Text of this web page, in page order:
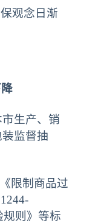
观念日渐
生产、销
监督抽
限制商品过
规则》等标